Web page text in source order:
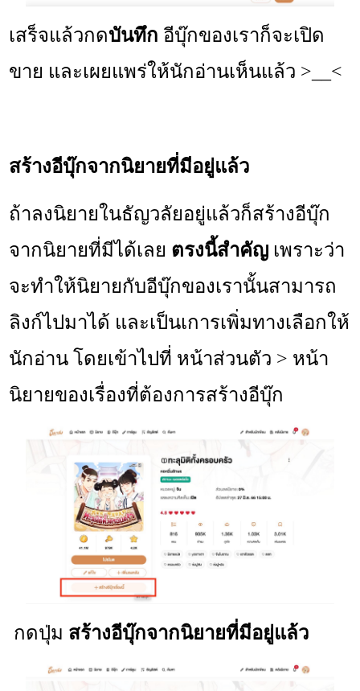
เสร็จแล้วกดบันทึก อีบุ๊กของเราก็จะเปิด
ขาย และเผยแพร่ให้นักอ่านเห็นแล้ว >__<
สร้างอีบุ๊กจากนิยายที่มีอยู่แล้ว
ถ้าลงนิยายในธัญวลัยอยู่แล้วก็สร้างอีบุ๊ก
จากนิยายที่มีได้เลย ตรงนี้สำคัญ เพราะว่า
จะทำให้นิยายกับอีบุ๊กของเรานั้นสามารถ
ลิงก์ไปมาได้ และเป็นเการเพิ่มทางเลือกให้
นักอ่าน โดยเข้าไปที่ หน้าส่วนตัว > หน้า
นิยายของเรื่องที่ต้องการสร้างอีบุ๊ก
กดปุ่ม สร้างอีบุ๊กจากนิยายที่มีอยู่แล้ว